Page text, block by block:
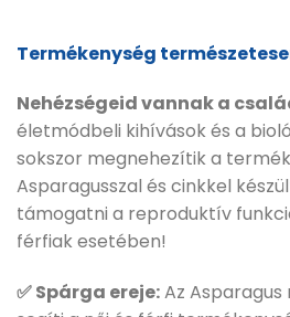
Termékenység
Nehézségeid vannak a
életmódbeli kihívások és a
sokszor megnehezítik a
Asparagusszal és cinkkel
támogatni a reproduktív
férfiak esetében!
✅Spárga ereje:Az